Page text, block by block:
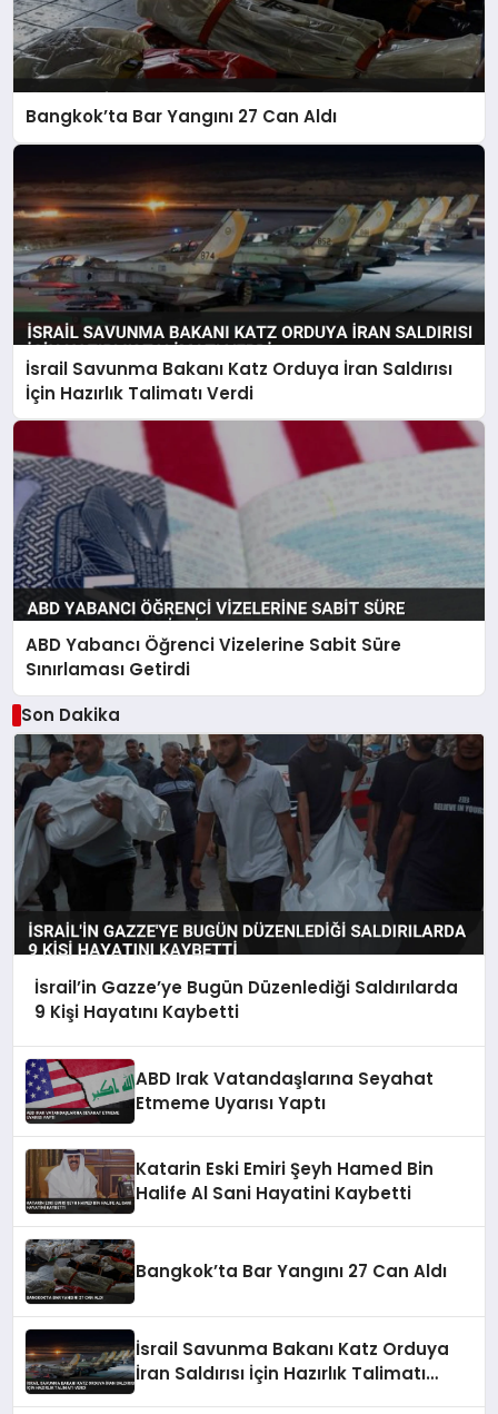
Bangkok’ta Bar Yangını 27 Can Aldı
İsrail Savunma Bakanı Katz Orduya İran Saldırısı
İçin Hazırlık Talimatı Verdi
ABD Yabancı Öğrenci Vizelerine Sabit Süre
Sınırlaması Getirdi
Son Dakika
İsrail’in Gazze’ye Bugün Düzenlediği Saldırılarda
9 Kişi Hayatını Kaybetti
ABD Irak Vatandaşlarına Seyahat
Etmeme Uyarısı Yaptı
Katarin Eski Emiri Şeyh Hamed Bin
Halife Al Sani Hayatini Kaybetti
Bangkok’ta Bar Yangını 27 Can Aldı
İsrail Savunma Bakanı Katz Orduya
İran Saldırısı İçin Hazırlık Talimatı